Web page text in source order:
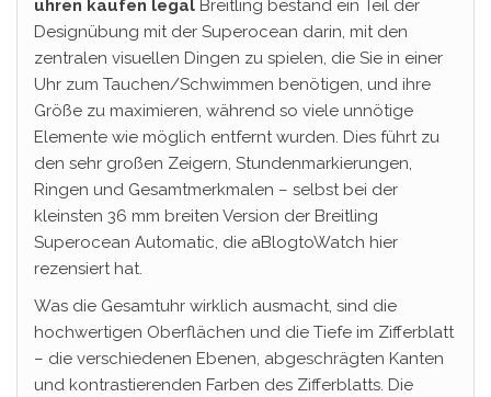
uhren kaufen legal Breitling bestand ein Teil der
Designübung mit der Superocean darin, mit den
zentralen visuellen Dingen zu spielen, die Sie in einer
Uhr zum Tauchen/Schwimmen benötigen, und ihre
Größe zu maximieren, während so viele unnötige
Elemente wie möglich entfernt wurden. Dies führt zu
den sehr großen Zeigern, Stundenmarkierungen,
Ringen und Gesamtmerkmalen – selbst bei der
kleinsten 36 mm breiten Version der Breitling
Superocean Automatic, die aBlogtoWatch hier
rezensiert hat.
Was die Gesamtuhr wirklich ausmacht, sind die
hochwertigen Oberflächen und die Tiefe im Zifferblatt
– die verschiedenen Ebenen, abgeschrägten Kanten
und kontrastierenden Farben des Zifferblatts. Die